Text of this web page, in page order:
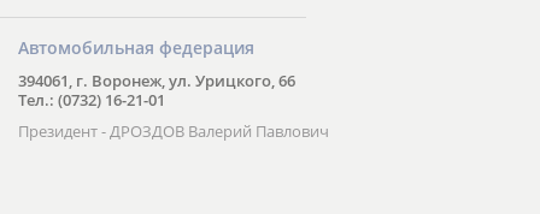
Автомобильная федерация
394061, г. Воронеж, ул. Урицкого, 66
Тел.: (0732) 16-21-01
Президент - ДРОЗДОВ Валерий Павлович